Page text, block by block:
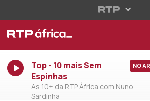
Top - 10 mais Sem
Espinhas
As 10+ da RTP África com Nuno
Sardinha
NO AR